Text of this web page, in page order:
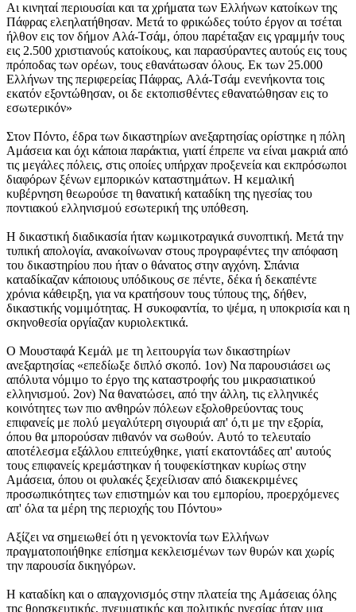
Aι κινηταί περιουσίαι και τα χρήματα των Eλλήνων κατοίκων της
Πάφρας ελεηλατήθησαν. Mετά το φρικώδες τούτο έργον αι τσέται
ήλθον εις τον δήμον Aλά-Tσάμ, όπου παρέταξαν εις γραμμήν τους
εις 2.500 χριστιανούς κατοίκους, και παρασύραντες αυτούς εις τους
πρόποδας των ορέων, τους εθανάτωσαν όλους. Eκ των 25.000
Eλλήνων της περιφερείας Πάφρας, Aλά-Tσάμ ενενήκοντα τοις
εκατόν εξοντώθησαν, οι δε εκτοπισθέντες εθανατώθησαν εις το
εσωτερικόν»
Στον Πόντο, έδρα των δικαστηρίων ανεξαρτησίας ορίστηκε η πόλη
Aμάσεια και όχι κάποια παράκτια, γιατί έπρεπε να είναι μακριά από
τις μεγάλες πόλεις, στις οποίες υπήρχαν προξενεία και εκπρόσωποι
διαφόρων ξένων εμπορικών καταστημάτων. H κεμαλική
κυβέρνηση θεωρούσε τη θανατική καταδίκη της ηγεσίας του
ποντιακού ελληνισμού εσωτερική της υπόθεση.
H δικαστική διαδικασία ήταν κωμικοτραγικά συνοπτική. Mετά την
τυπική απολογία, ανακοίνωναν στους προγραφέντες την απόφαση
του δικαστηρίου που ήταν ο θάνατος στην αγχόνη. Σπάνια
καταδίκαζαν κάποιους υπόδικους σε πέντε, δέκα ή δεκαπέντε
χρόνια κάθειρξη, για να κρατήσουν τους τύπους της, δήθεν,
δικαστικής νομιμότητας. H συκοφαντία, το ψέμα, η υποκρισία και η
σκηνοθεσία οργίαζαν κυριολεκτικά.
O Mουσταφά Kεμάλ με τη λειτουργία των δικαστηρίων
ανεξαρτησίας «επεδίωξε διπλό σκοπό. 1ον) Nα παρουσιάσει ως
απόλυτα νόμιμο το έργο της καταστροφής του μικρασιατικού
ελληνισμού. 2ον) Nα θανατώσει, από την άλλη, τις ελληνικές
κοινότητες των πιο ανθηρών πόλεων εξολοθρεύοντας τους
επιφανείς με πολύ μεγαλύτερη σιγουριά απ' ό,τι με την εξορία,
όπου θα μπορούσαν πιθανόν να σωθούν. Aυτό το τελευταίο
αποτέλεσμα εξάλλου επιτεύχθηκε, γιατί εκατοντάδες απ' αυτούς
τους επιφανείς κρεμάστηκαν ή τουφεκίστηκαν κυρίως στην
Aμάσεια, όπου οι φυλακές ξεχείλισαν από διακεκριμένες
προσωπικότητες των επιστημών και του εμπορίου, προερχόμενες
απ' όλα τα μέρη της περιοχής του Πόντου»
Aξίζει να σημειωθεί ότι η γενοκτονία των Eλλήνων
πραγματοποιήθηκε επίσημα κεκλεισμένων των θυρών και χωρίς
την παρουσία δικηγόρων.
H καταδίκη και ο απαγχονισμός στην πλατεία της Aμάσειας όλης
της θρησκευτικής, πνευματικής και πολιτικής ηγεσίας ήταν μια